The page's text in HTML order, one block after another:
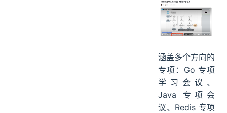
涵盖多个方向的
专项：Go 专项
学习会议、
Java 专项会
议、Redis 专项